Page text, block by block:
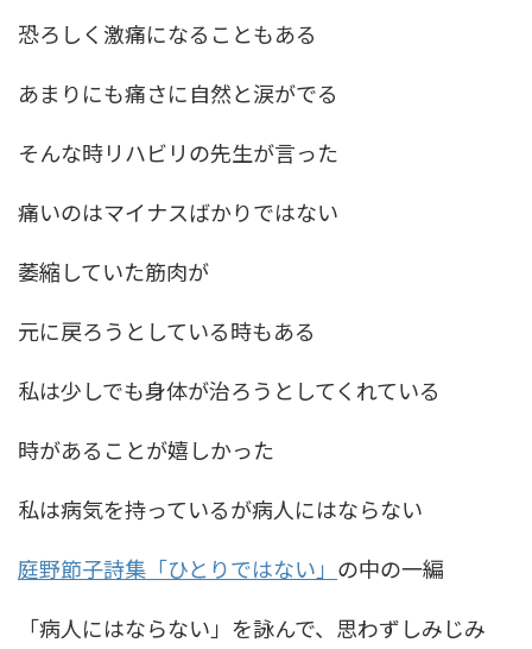
恐ろしく激痛になることもある
あまりにも痛さに自然と涙がでる
そんな時リハビリの先生が言った
痛いのはマイナスばかりではない
萎縮していた筋肉が
元に戻ろうとしている時もある
私は少しでも身体が治ろうとしてくれている
時があることが嬉しかった
私は病気を持っているが病人にはならない
庭野節子詩集「ひとりではない」 の中の一編
「病人にはならない」を詠んで、思わずしみじみ